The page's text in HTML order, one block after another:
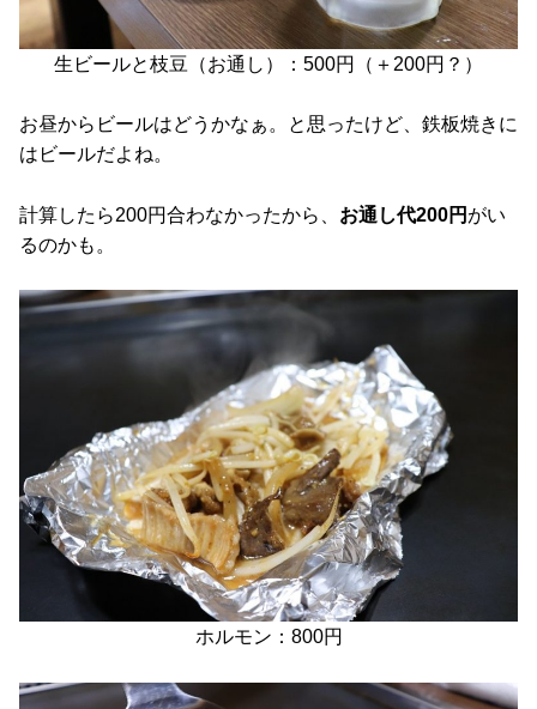
生ビールと枝豆（お通し）：500円（＋200円？）
お昼からビールはどうかなぁ。と思ったけど、鉄板焼きに
はビールだよね。
計算したら200円合わなかったから、 お通し代200円 がい
るのかも。
ホルモン：800円